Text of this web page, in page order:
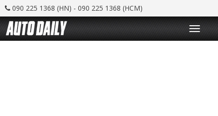
090 225 1368 (HN) - 090 225 1368 (HCM)
T
o
g